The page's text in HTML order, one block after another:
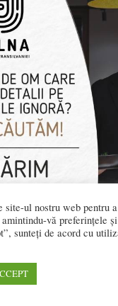
site-ul nostru web pentru
vă preferințele
sunteți de acord cu